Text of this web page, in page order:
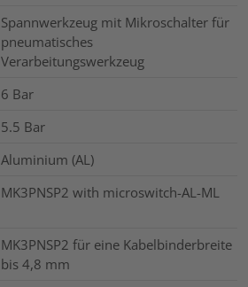
Spannwerkzeug mit Mikroschalter für
pneumatisches
Verarbeitungswerkzeug
6 Bar
5.5 Bar
Aluminium (AL)
MK3PNSP2 with microswitch-AL-ML
MK3PNSP2 für eine Kabelbinderbreite
bis 4,8 mm